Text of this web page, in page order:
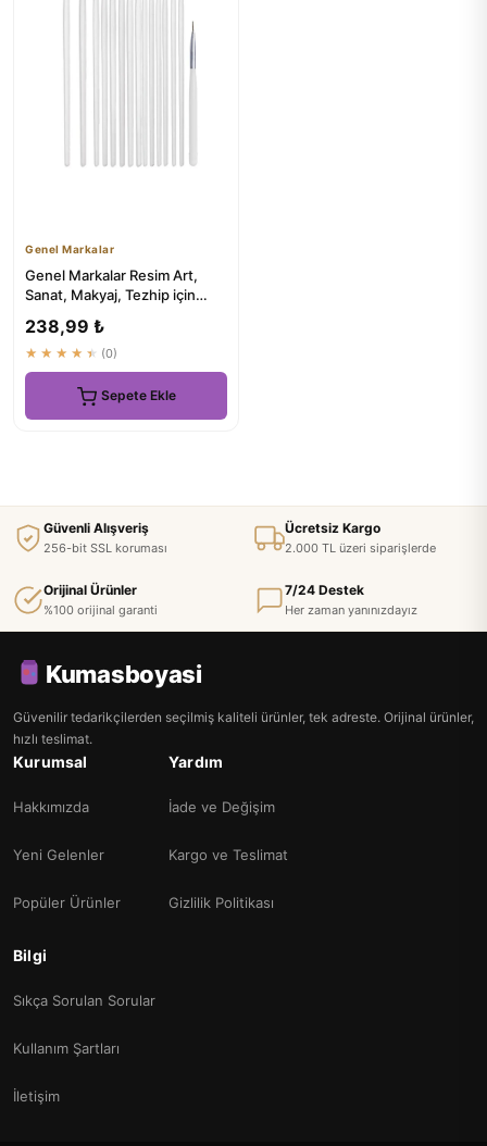
Genel Markalar
Genel Markalar Resim Art,
Sanat, Makyaj, Tezhip için
238,99 ₺
★★★★★ (0)
Sepete Ekle
Güvenli Alışveriş
256-bit SSL koruması
Ücretsiz Kargo
2.000 TL üzeri siparişlerde
Orijinal Ürünler
%100 orijinal garanti
7/24 Destek
Her zaman yanınızdayız
Kumasboyasi
Güvenilir tedarikçilerden seçilmiş kaliteli ürünler, tek adreste. Orijinal ürünler,
hızlı teslimat.
Kurumsal
Hakkımızda
Yeni Gelenler
Popüler Ürünler
Yardım
İade ve Değişim
Kargo ve Teslimat
Gizlilik Politikası
Bilgi
Sıkça Sorulan Sorular
Kullanım Şartları
İletişim